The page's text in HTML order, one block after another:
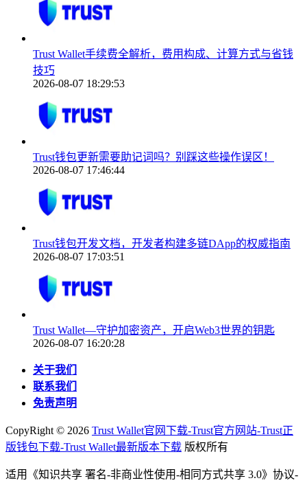
Trust Wallet手续费全解析，费用构成、计算方式与省钱
技巧
2026-08-07 18:29:53
Trust钱包更新需要助记词吗？别踩这些操作误区！
2026-08-07 17:46:44
Trust钱包开发文档，开发者构建多链DApp的权威指南
2026-08-07 17:03:51
Trust Wallet—守护加密资产，开启Web3世界的钥匙
2026-08-07 16:20:28
关于我们
联系我们
免责声明
CopyRight © 2026 Trust Wallet官网下载-Trust官方网站-Trust正
版钱包下载-Trust Wallet最新版本下载 版权所有
适用《知识共享 署名-非商业性使用-相同方式共享 3.0》协议-